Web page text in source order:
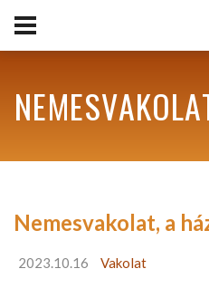
Nemesvakolat, a
2023.10.16 Vakolat